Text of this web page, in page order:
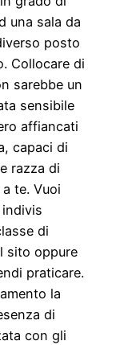
una sala da
posto
Collocare di
sarebbe un
sensibile
affiancati
capaci di
razza di
te. Vuoi
di
sito oppure
praticare.
la
di
con gli